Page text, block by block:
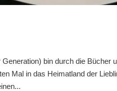
bin durch die Bücher
Mal in das Heimatland der